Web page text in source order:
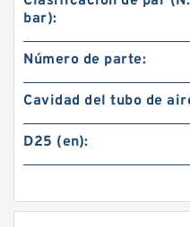
bar):
Número de parte:
Cavidad del tubo de
D25 (en):